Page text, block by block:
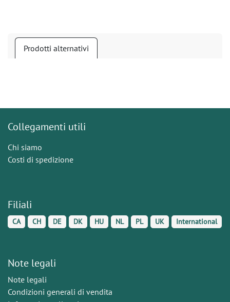
Prodotti alternativi
Collegamenti utili
Chi siamo
Costi di spedizione
Filiali
CA CH DE DK HU NL PL UK International
Note legali
Note legali
Condizioni generali di vendita